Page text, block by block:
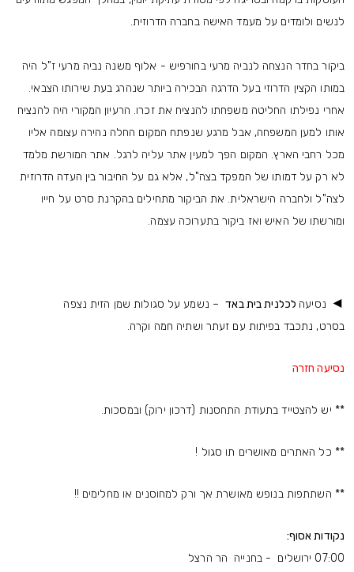
לנשים ולומדים על מעמד האישה בחברה הדרוזית.
ביקור בחדר הנצחה לנביה מרעי בחורפיש - אלוף משנה נביה מרעי ז"ל היה
במותו הקצין הדרוזי בעל הדרגה הבכירה ביותר שנהרג בעת שירותו הצבאי.
אחרי נפילתו החליטה משפחתו להנציח את זכרו. הרעיון המקורי היה להנציח
אותו למען המשפחה, אבל מרגע שנפתח המקום החלה נהירה עצומה אליו
מכל רחבי הארץ. המקום הפך למעין אתר עליה לרגל. אתר המורשת מלמד
לא רק על דמותו של המפקד בצה"ל, אלא גם על החיבור בין העדה הדרוזית
לצה"ל ולחברה הישראלית. את הביקור מתחילים בהקרנת סרט על חייו
ומורשתו של האיש ואז ביקור בתערוכה עצמה.
◄ נסיעהלכלנית בית באד– נשמע על סגולות שמן הזית נצפה
בסרט, נתכבד בפיתות עם זעתר ושתיה חמה וקרה.
נסיעה חזרה
** יש להצטייד בתעודת התחסנות (דרכון ירוק) ובמסכות.
** כל האתרים מאושרים תו סגול !
** השתתפות בנופש מאושרת אך ורק למחוסנים או מחלימים !!
נקודות אסוף:
07:00 ירושלים - בחנייה הר הרצל